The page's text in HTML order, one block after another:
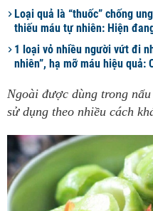
Loại quả là “thuốc” chống
thiếu máu tự nhiên: Hiện
1 loại vỏ nhiều người vứt đi
nhiên”, hạ mỡ máu hiệu quả:
Ngoài được dùng trong
sử dụng theo nhiều cách